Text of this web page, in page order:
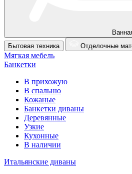
Бытовая техника
Отделочные
Мягкая мебель
Банкетки
В прихожую
В спальню
Кожаные
Банкетки диваны
Деревянные
Узкие
Кухонные
В наличии
Итальянские диваны